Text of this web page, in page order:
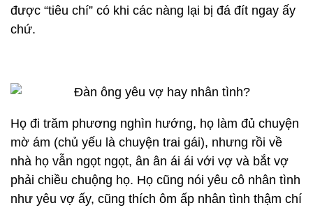
được “tiêu chí” có khi các nàng lại bị đá đít ngay ấy
chứ.
Họ đi trăm phương nghìn hướng, họ làm đủ chuyện
mờ ám (chủ yếu là chuyện trai gái), nhưng rồi về
nhà họ vẫn ngọt ngọt, ân ân ái ái với vợ và bắt vợ
phải chiều chuộng họ. Họ cũng nói yêu cô nhân tình
như yêu vợ ấy, cũng thích ôm ấp nhân tình thậm chí